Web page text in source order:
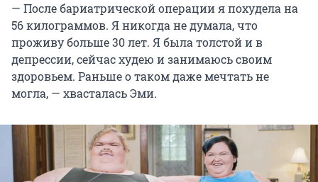
— После бариатрической операции я похудела на
56 килограммов. Я никогда не думала, что
проживу больше 30 лет. Я была толстой и в
депрессии, сейчас худею и занимаюсь своим
здоровьем. Раньше о таком даже мечтать не
могла, — хвасталась Эми.